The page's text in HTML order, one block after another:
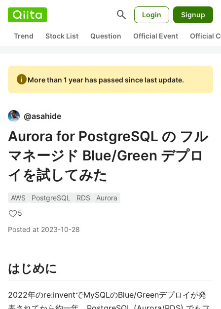
search Login Signup
Trend Stock List Question Official Event Official
infoMore than 1 year has passed since last update.
@asahide
Aurora for PostgreSQL の フル
マネージド Blue/Green デプロ
イを試してみた
AWS PostgreSQL RDS
Aurora
5
Posted at 2023-10-28
はじめに
2022年のre:inventでMySQLのBlue/Greenデプロイが発